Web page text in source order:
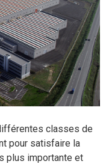
classes de
pour satisfaire la
plus importante et